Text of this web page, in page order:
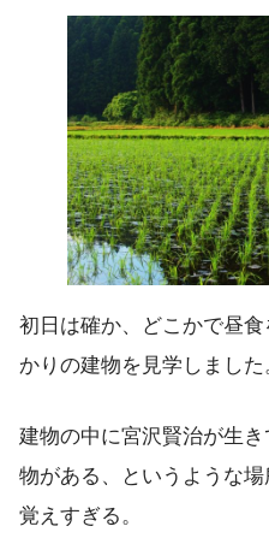
初日は確か、どこかで昼
かりの建物を見学しました
建物の中に宮沢賢治が生
物がある、というような
覚えすぎる。